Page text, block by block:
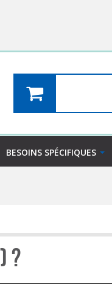
BESOINS SPÉCIFIQUES
?